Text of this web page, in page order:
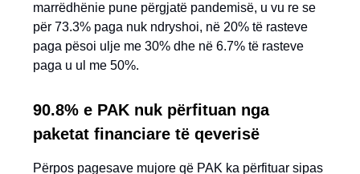
marrëdhënie pune përgjatë pandemisë, u vu re se
për 73.3% paga nuk ndryshoi, në 20% të rasteve
paga pësoi ulje me 30% dhe në 6.7% të rasteve
paga u ul me 50%.
90.8% e PAK nuk përfituan nga
paketat financiare të qeverisë
Përpos pagesave mujore që PAK ka përfituar sipas